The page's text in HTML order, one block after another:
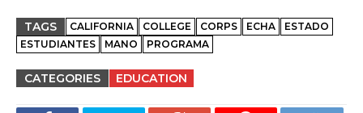
TAGS CALIFORNIA COLLEGE CORPS ECHA
ESTADO
ESTUDIANTES
MANO PROGRAMA
CATEGORIES EDUCATION